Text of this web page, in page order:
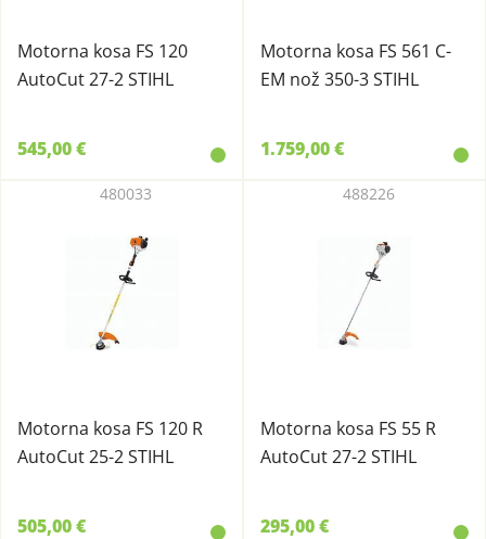
Motorna kosa FS 120
AutoCut 27-2 STIHL
545,00 €
Motorna kosa FS 561 C-
EM nož 350-3 STIHL
1.759,00 €
Motorna kosa FS 120 R
AutoCut 25-2 STIHL
480033
505,00 €
Motorna kosa FS 55 R
AutoCut 27-2 STIHL
488226
295,00 €